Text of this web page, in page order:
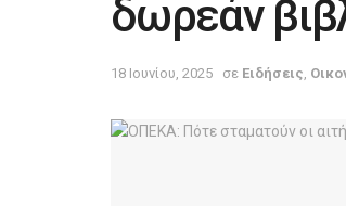
δωρεάν
18 Ιουνίου, 2025 σε Ειδήσεις